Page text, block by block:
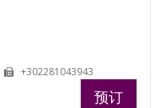
+302281043943
预订